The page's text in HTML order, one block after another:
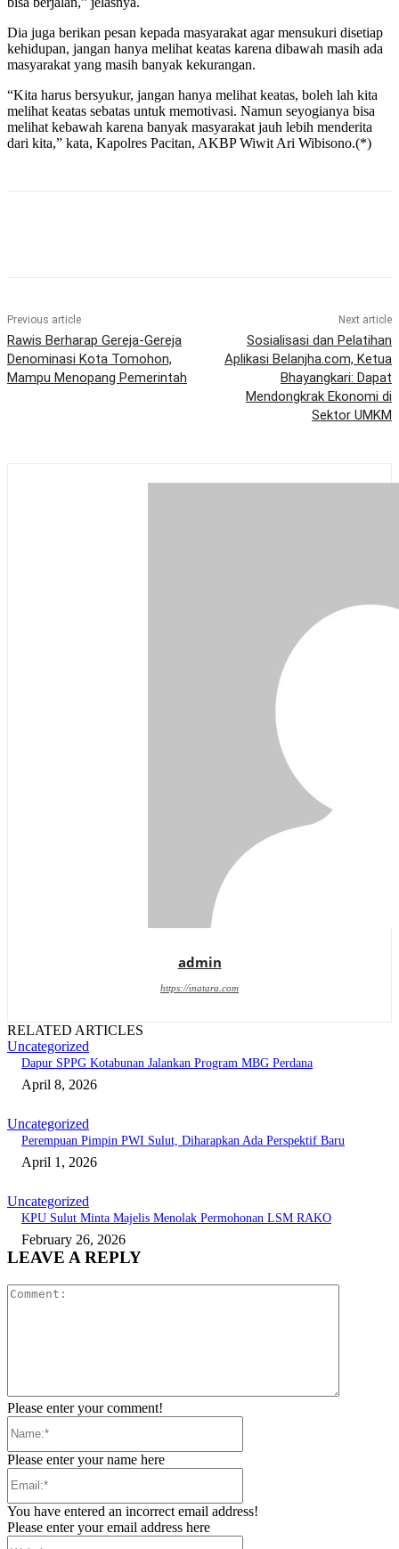
Dia juga berikan pesan kepada masyarakat agar mensukuri disetiap
kehidupan, jangan hanya melihat keatas karena dibawah masih ada
masyarakat yang masih banyak kekurangan.
“Kita harus bersyukur, jangan hanya melihat keatas, boleh lah kita
melihat keatas sebatas untuk memotivasi. Namun seyogianya bisa
melihat kebawah karena banyak masyarakat jauh lebih menderita
dari kita,” kata, Kapolres Pacitan, AKBP Wiwit Ari Wibisono.(*)
Previous article
Rawis Berharap Gereja-Gereja
Denominasi Kota Tomohon,
Mampu Menopang Pemerintah
Next article
Sosialisasi dan Pelatihan
Aplikasi Belanjha.com, Ketua
Bhayangkari: Dapat
Mendongkrak Ekonomi di
Sektor UMKM
admin
https://inatara.com
RELATED ARTICLES
Uncategorized
Dapur SPPG Kotabunan Jalankan Program MBG Perdana
April 8, 2026
Uncategorized
Perempuan Pimpin PWI Sulut, Diharapkan Ada Perspektif Baru
April 1, 2026
Uncategorized
KPU Sulut Minta Majelis Menolak Permohonan LSM RAKO
February 26, 2026
LEAVE A REPLY
Please enter your comment!
Please enter your name here
You have entered an incorrect email address!
Please enter your email address here